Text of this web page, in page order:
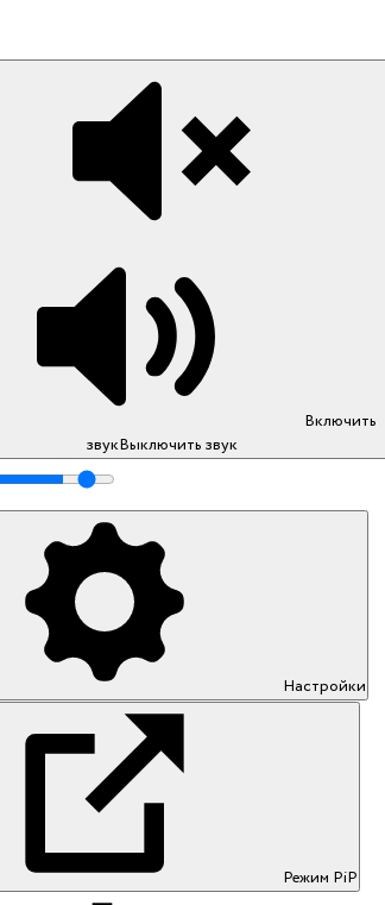
Включить
звукВыключить звук
Настройки
Режим PiP